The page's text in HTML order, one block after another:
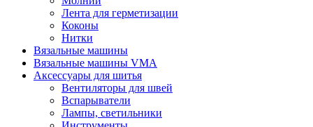
Лента для герметизации
Коконы
Нитки
Вязальные машины
Вязальные машины VMA
Аксессуары для шитья
Вентиляторы для швей
Вспарыватели
Лампы, светильники